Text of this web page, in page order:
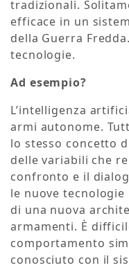
tradizionali.
efficace in un
della Guerra
tecnologie.
Ad esempio?
L’intelligenza
armi autonome.
lo stesso concetto
delle variabili che
confronto e il
le nuove
di una nuova
armamenti. È
comportamento
conosciuto con il